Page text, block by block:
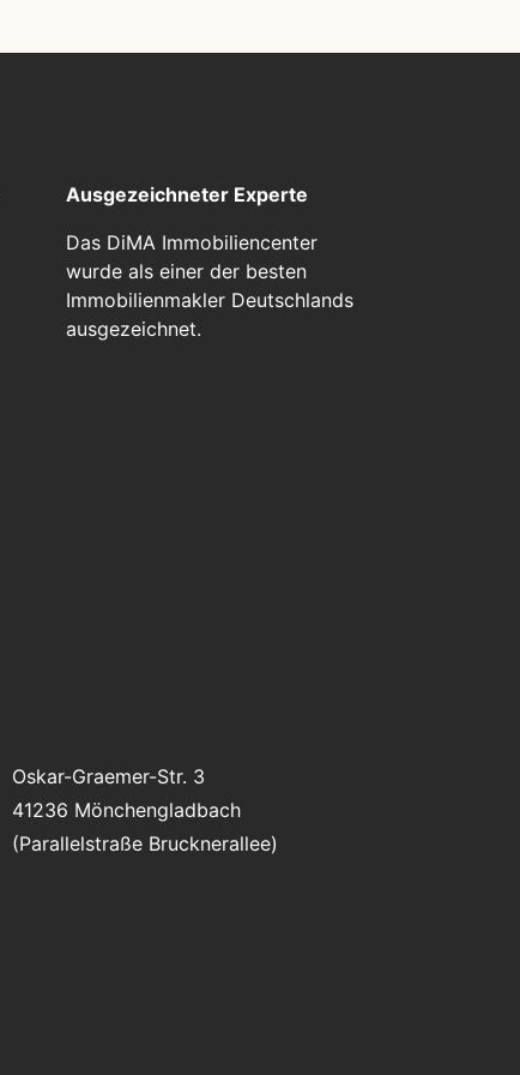
Ausgezeichneter Experte
Das DiMA Immobiliencenter
wurde als einer der besten
Immobilienmakler Deutschlands
ausgezeichnet.
Oskar-Graemer-Str. 3
41236 Mönchengladbach
(Parallelstraße Brucknerallee)